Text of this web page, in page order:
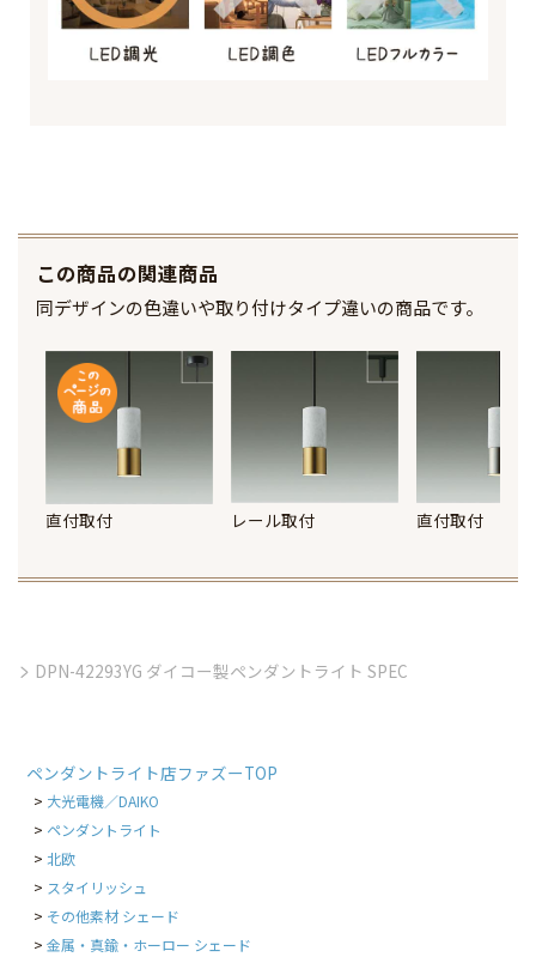
この商品の関連商品
同デザインの色違いや取り付けタイプ違いの商品です。
直付取付 レール取付 直付取付
DPN-42293YG ダイコー製ペンダントライト SPEC
ペンダントライト店ファズーTOP
大光電機／DAIKO
ペンダントライト
北欧
スタイリッシュ
その他素材 シェード
金属・真鍮・ホーロー シェード